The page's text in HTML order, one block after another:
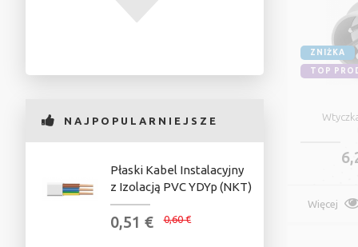
NAJPOPULARNIEJSZE
Płaski Kabel Instalacyjny
z Izolacją PVC YDYp (NKT)
0,51 € 0,60 €
ZNIŻKA
TOP
Więcej